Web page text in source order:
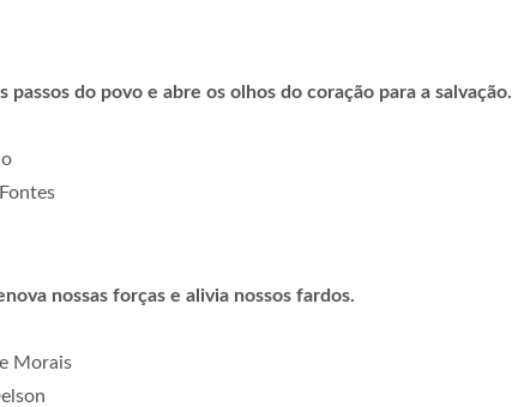
passos do povo e abre os olhos do coração para a salvação.
nossas forças e alivia nossos fardos.
Morais